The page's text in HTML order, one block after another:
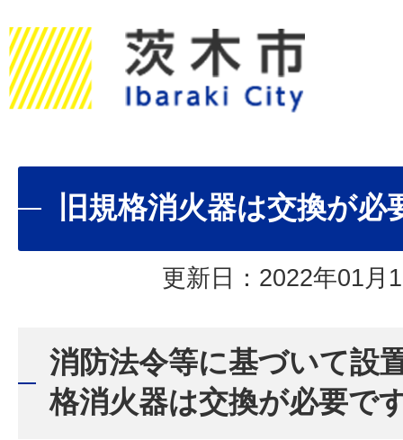
旧規格消火器は交換が必
更新日：2022年01月
消防法令等に基づいて設
格消火器は交換が必要で